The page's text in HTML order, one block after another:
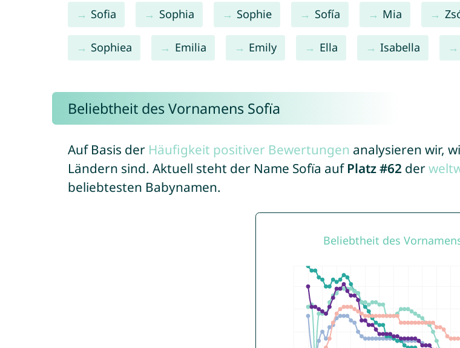
Sofia Sophia Sophie Sofía Mia
Sophiea Emilia Emily Ella Isabella
Beliebtheit des Vornamens Sofïa
Auf Basis der Häufigkeit positiver Bewertungen analysieren wir,
Ländern sind. Aktuell steht der Name Sofïa auf Platz #62 der
beliebtesten Babynamen.